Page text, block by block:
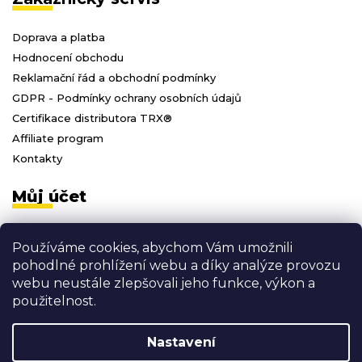
Používáme cookies, abychom Vám umožnili
pohodlné prohlížení webu a díky analýze provozu
webu neustále zlepšovali jeho funkce, výkon a
použitelnost.
Nastavení
Doprava a platba
Hodnocení obchodu
Reklamační řád a obchodní podmínky
GDPR - Podmínky ochrany osobních údajů
Certifikace distributora TRX®
Affiliate program
Kontakty
Můj účet
Registrace
Moje objednávky
Odhlásit se
Vytvořil Shoptet